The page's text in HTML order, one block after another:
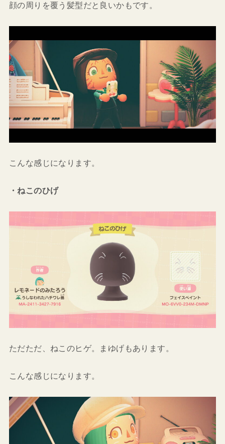
顔の周りを覆う髪型だと良いかもです。
こんな感じになります。
・ねこのひげ
ただただ、ねこのヒゲ。まゆげもあります。
こんな感じになります。